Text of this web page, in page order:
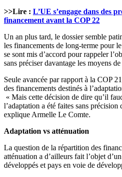
>>Lire : L’UE s’engage dans des
financement avant la COP 22
Un an plus tard, le dossier semble
les financements de long-terme pour
se sont mis d’accord pour rappeler
sans préciser davantage les moyens
Seule avancée par rapport à la COP
des financements destinés à
« Mais cette décision de dire qu’il
l’adaptation a été faites sans
explique Armelle Le Comte.
Adaptation vs atténuation
La question de la répartition des
atténuation a d’ailleurs fait l’objet
développés et pays en voie de